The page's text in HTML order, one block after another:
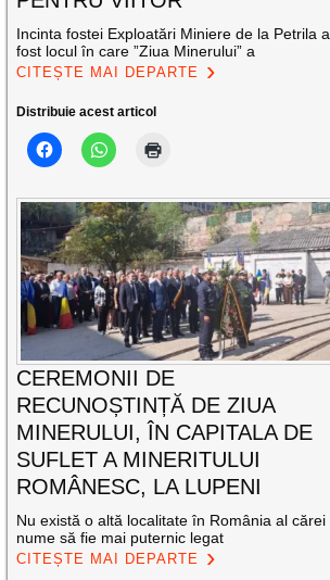
Incinta fostei Exploatări Miniere de la Petrila a
fost locul în care ”Ziua Minerului” a
CITEȘTE MAI DEPARTE
Distribuie acest articol
CEREMONII DE
RECUNOȘTINȚĂ DE ZIUA
MINERULUI, ÎN CAPITALA DE
SUFLET A MINERITULUI
ROMÂNESC, LA LUPENI
Nu există o altă localitate în România al cărei
nume să fie mai puternic legat
CITEȘTE MAI DEPARTE